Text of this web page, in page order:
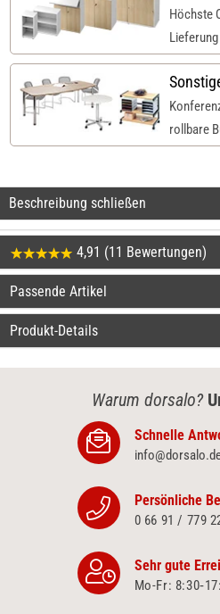
Höchste
rollbare
Beschreibung schließen
4,91 (11 Bewertungen)
Passende Artikel
Produkt-Details
Warum dorsalo?
Schnelle
Persönliche
0 66 91 / 779
Sehr gute
Mo-Fr: